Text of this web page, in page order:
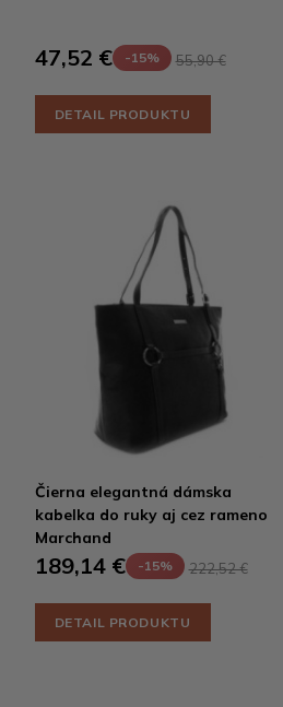
47,52 € -15% 55,90 €
DETAIL PRODUKTU
Čierna elegantná dámska
kabelka do ruky aj cez rameno
Marchand
189,14 € -15% 222,52 €
DETAIL PRODUKTU